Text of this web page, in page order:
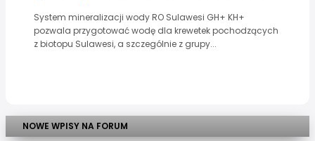
System mineralizacji wody RO Sulawesi GH+ KH+
pozwala przygotować wodę dla krewetek pochodzących
z biotopu Sulawesi, a szczególnie z grupy...
NOWE WPISY NA FORUM